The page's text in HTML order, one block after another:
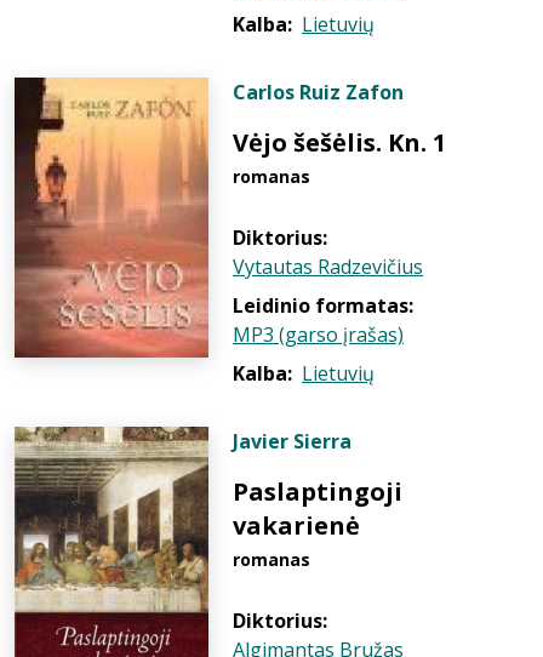
Kalba: Lietuvių
Carlos Ruiz Zafon
Vėjo šešėlis. Kn. 1
romanas
Diktorius:
Vytautas Radzevičius
Leidinio formatas:
MP3 (garso įrašas)
Kalba: Lietuvių
Javier Sierra
Paslaptingoji
vakarienė
romanas
Diktorius:
Algimantas Bružas